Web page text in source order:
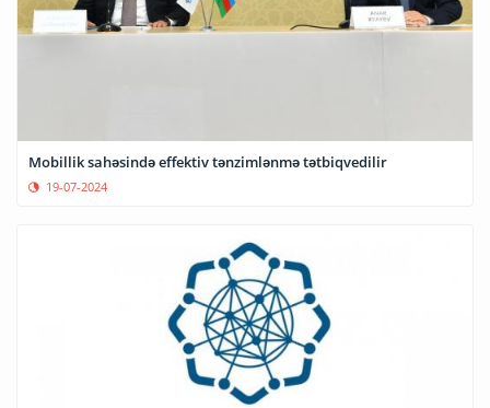
Mobillik sahəsində effektiv tənzimlənmə tətbiqvedilir
19-07-2024